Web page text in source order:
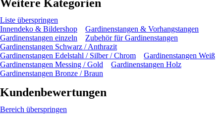
Weitere Kategorien
Liste überspringen
Innendeko & Bildershop
Gardinenstangen & Vorhangstangen
Gardinenstangen einzeln
Zubehör für Gardinenstangen
Gardinenstangen Schwarz / Anthrazit
Gardinenstangen Edelstahl / Silber / Chrom
Gardinenstangen Weiß
Gardinenstangen Messing / Gold
Gardinenstangen Holz
Gardinenstangen Bronze / Braun
Kundenbewertungen
Bereich überspringen